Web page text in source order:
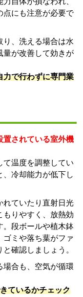
点にも注意が必要で
り、洗える場合は水
量が改善して効きが
力で行わずに専門業
置されている室外機
て温度を調整してい
、冷却能力が低下し
れていたり直射日光
もりやすく、放熱効
。段ボールや植木鉢
ゴミや落ち葉がファ
確認しましょう。
場合も、空気が循環
ているかチェック